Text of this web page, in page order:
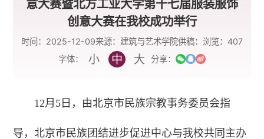
意大赛暨北方工业大学第十七届服装服饰
创意大赛在我校成功举行
时间：2025-12-09来源：建筑与艺术学院供稿： 浏览： 407
字体：
小 中 大 分享：
12月5日，由北京市民族宗教事务委员会指
导，北京市民族团结进步促进中心与我校共同主办